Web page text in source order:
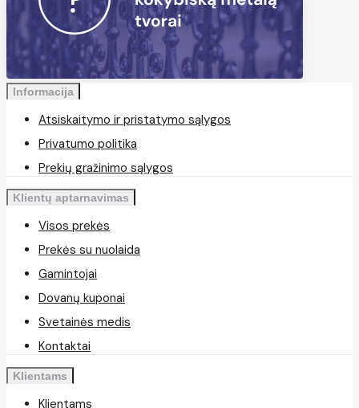
Informacija
Atsiskaitymo ir pristatymo sąlygos
Privatumo politika
Prekių gražinimo sąlygos
Klientų aptarnavimas
Visos prekės
Prekės su nuolaida
Gamintojai
Dovanų kuponai
Svetainės medis
Kontaktai
Klientams
Klientams